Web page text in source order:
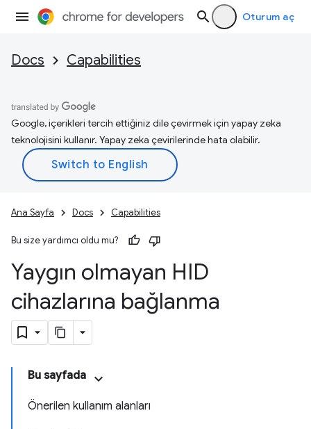
Oturum aç
Docs Capabilities
Google, içerikleri tercih ettiğiniz dile çevirmek için yapay zeka
teknolojisini kullanır. Yapay zeka çevirilerinde hata olabilir.
Ana Sayfa Docs Capabilities
Bu size yardımcı oldu mu?
Yaygın olmayan HID
cihazlarına bağlanma
Bu sayfada
Önerilen kullanım alanları